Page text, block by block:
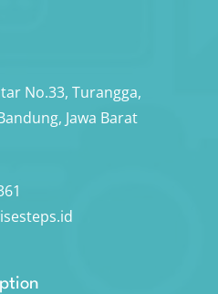
No.33, Turangga,
Jawa Barat